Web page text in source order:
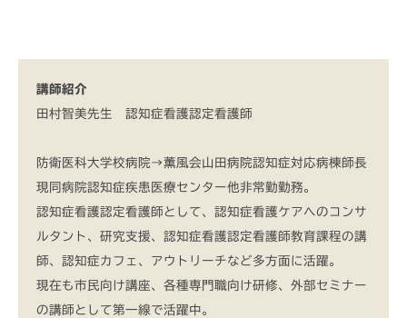
講師紹介
田村智美先生 認知症看護認定看護師
防衛医科大学校病院→薫風会山田病院認知症対応病棟師長
現同病院認知症疾患医療センター他非常勤勤務。
認知症看護認定看護師として、認知症看護ケアへのコンサ
ルタント、研究支援、認知症看護認定看護師教育課程の講
師、認知症カフェ、アウトリーチなど多方面に活躍。
現在も市民向け講座、各種専門職向け研修、外部セミナー
の講師として第一線で活躍中。